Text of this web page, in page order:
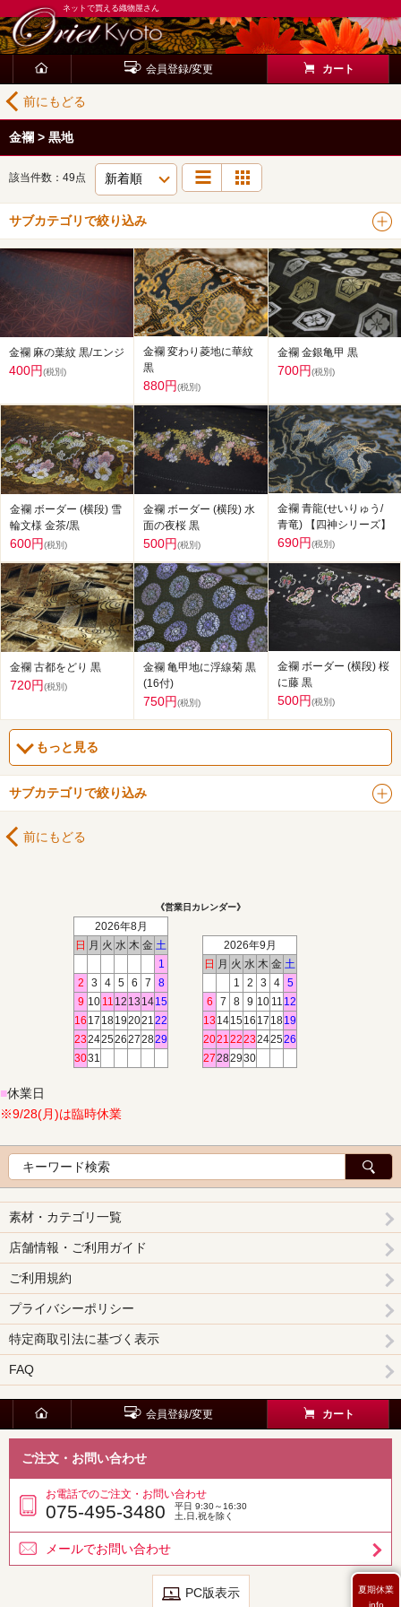
ネットで買える織物屋さん
会員登録/変更 カート
前にもどる
金襴 > 黒地
該当件数：49点
サブカテゴリで絞り込み
金襴 麻の葉紋 黒/エンジ
400円(税別)
金襴 変わり菱地に華紋
黒
880円(税別)
金襴 金銀亀甲 黒
700円(税別)
金襴 ボーダー (横段) 雪
輪文様 金茶/黒
600円(税別)
金襴 ボーダー (横段) 水
面の夜桜 黒
500円(税別)
金襴 青龍(せいりゅう/
青竜) 【四神シリーズ】
690円(税別)
金襴 古都をどり 黒
720円(税別)
金襴 亀甲地に浮線菊 黒
(16付)
750円(税別)
金襴 ボーダー (横段) 桜
に藤 黒
500円(税別)
もっと見る
サブカテゴリで絞り込み
前にもどる
《営業日カレンダー》
2026年8月
日 月 火 水 木 金 土
1
2
3 4 5 6 7
8
9 10 11 12 13 1415
16 17 1819202122
23242526272829
3031
2026年9月
日 月 火 水 木 金 土
1
2 3 4
5
6
7 8 9 10 11 12
13 141516 17 1819
20212223242526
27282930
■休業日
※9/28(月)は臨時休業
素材・カテゴリ一覧
店舗情報・ご利用ガイド
ご利用規約
プライバシーポリシー
特定商取引法に基づく表示
FAQ
会員登録/変更 カート
ご注文・お問い合わせ
お電話でのご注文・お問い合わせ
075-495-3480
平日 9:30～16:30
土,日,祝を除く
メールでお問い合わせ
PC版表示
夏期休業
info